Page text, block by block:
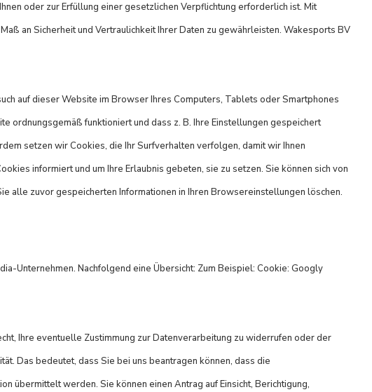
oder zur Erfüllung einer gesetzlichen Verpflichtung erforderlich ist. Mit
an Sicherheit und Vertraulichkeit Ihrer Daten zu gewährleisten. Wakesports BV
auf dieser Website im Browser Ihres Computers, Tablets oder Smartphones
ordnungsgemäß funktioniert und dass z. B. Ihre Einstellungen gespeichert
setzen wir Cookies, die Ihr Surfverhalten verfolgen, damit wir Ihnen
informiert und um Ihre Erlaubnis gebeten, sie zu setzen. Sie können sich von
alle zuvor gespeicherten Informationen in Ihren Browsereinstellungen löschen.
Unternehmen. Nachfolgend eine Übersicht: Zum Beispiel: Cookie: Googly
Ihre eventuelle Zustimmung zur Datenverarbeitung zu widerrufen oder der
Das bedeutet, dass Sie bei uns beantragen können, dass die
übermittelt werden. Sie können einen Antrag auf Einsicht, Berichtigung,